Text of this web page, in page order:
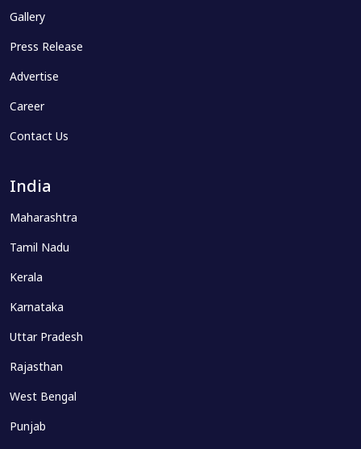
Gallery
Press Release
Advertise
Career
Contact Us
India
Maharashtra
Tamil Nadu
Kerala
Karnataka
Uttar Pradesh
Rajasthan
West Bengal
Punjab